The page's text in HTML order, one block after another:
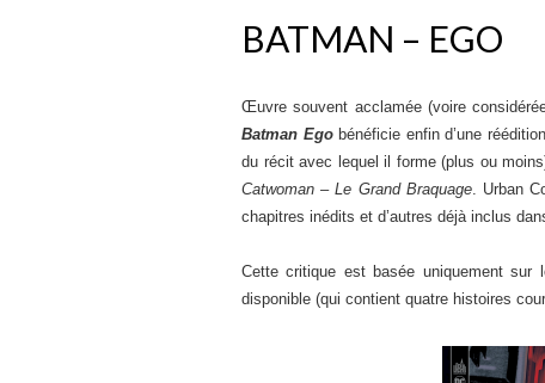
BATMAN – EGO
Œuvre souvent acclamée (voire
Batman Egobénéficie enfin d’une
du récit avec lequel il forme (plus ou
Catwoman – Le Grand Braquage. Urban
chapitres inédits et d’autres déjà inclus
Cette critique est basée uniquement sur
disponible (qui contient quatre histoires